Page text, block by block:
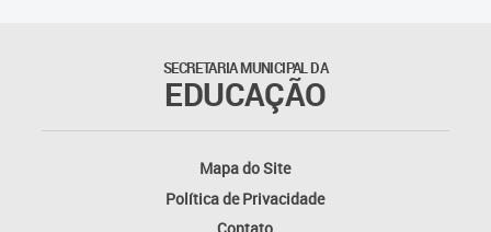
SECRETARIA MUNICIPAL DA
EDUCAÇÃO
Mapa do Site
Política de Privacidade